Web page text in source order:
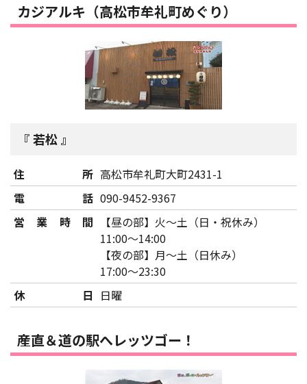
カジアルキ（高松市牟礼町めぐり）
若松
住所 高松市牟礼町大町2431-1
電話 090-9452-9367
営業時間
【昼の部】火～土（日・祝休み）
11:00～14:00
【夜の部】月～土（日休み）
17:00～23:30
休日 日曜
産直＆道の駅へレッツゴー！